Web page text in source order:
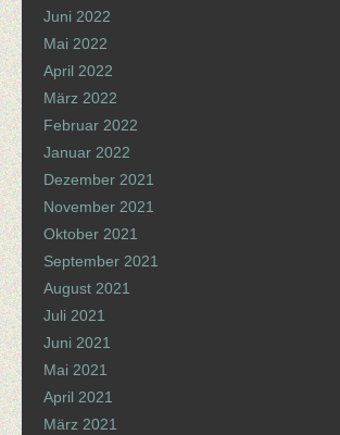
Juni 2022
Mai 2022
April 2022
März 2022
Februar 2022
Januar 2022
Dezember 2021
November 2021
Oktober 2021
September 2021
August 2021
Juli 2021
Juni 2021
Mai 2021
April 2021
März 2021